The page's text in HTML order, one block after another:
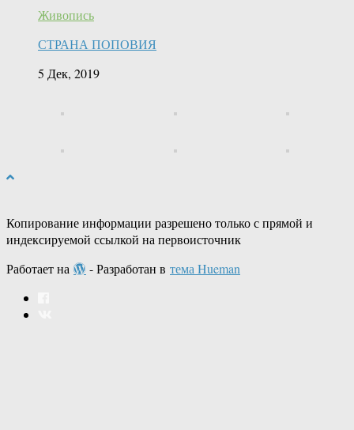
Живопись
СТРАНА ПОПОВИЯ
5 Дек, 2019
Копирование информации разрешено только с прямой и
индексируемой ссылкой на первоисточник
Работает на
- Разработан в тема Hueman